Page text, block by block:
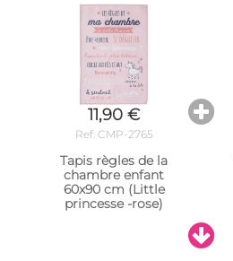
11,90 €
Ref. CMP-2765
Tapis règles de la
chambre enfant
60x90 cm (Little
princesse -rose)